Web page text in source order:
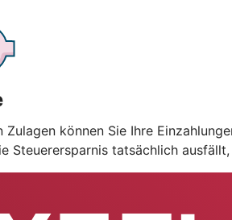
Zulagen können Sie Ihre
Steuerersparnis tatsächlich